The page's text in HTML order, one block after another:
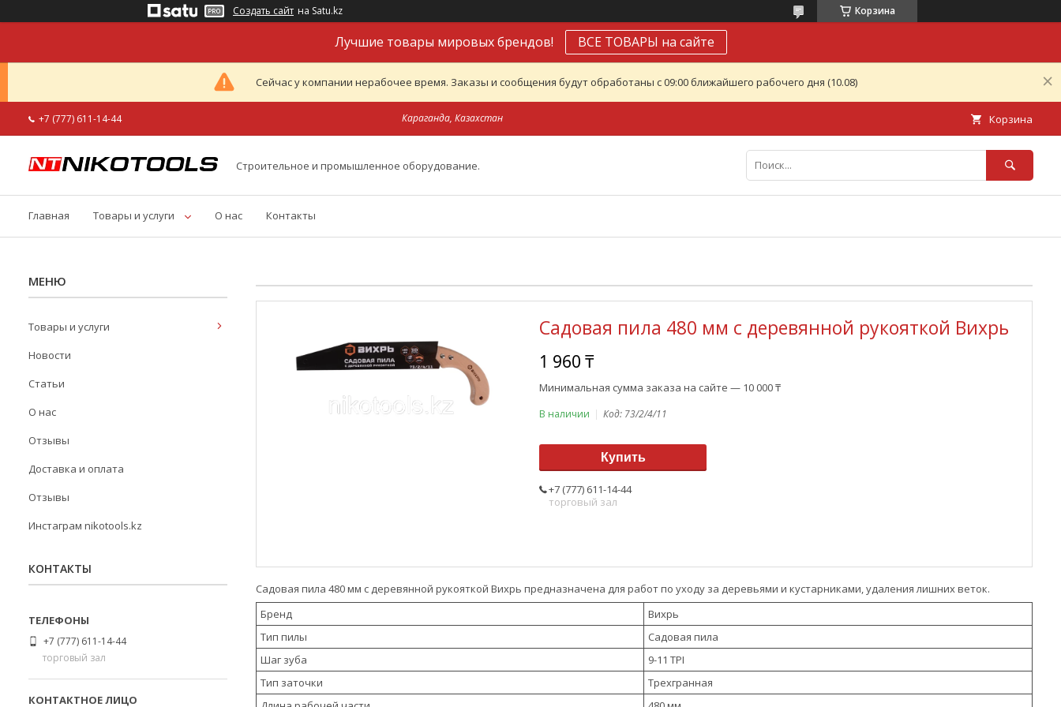
Создать сайт на Satu.kz Корзина
Лучшие товары мировых брендов! ВСЕ ТОВАРЫ на сайте
Сейчас у компании нерабочее время. Заказы и сообщения будут обработаны с 09:00 ближайшего рабочего дня (10.08)
+7 (777) 611-14-44 Караганда, Казахстан Корзина
Строительное и промышленное оборудование.
Главная Товары и услуги О нас Контакты
Садовая пила 480 мм с деревянной рукояткой Вихрь
1 960 ₸
Минимальная сумма заказа на сайте — 10 000 ₸
В наличии Код: 73/2/4/11
Купить
+7 (777) 611-14-44
торговый зал
Садовая пила 480 мм с деревянной рукояткой Вихрь предназначена для работ по уходу за деревьями и кустарниками, удаления лишних веток.
Бренд
Вихрь
Тип пилы
Садовая пила
Шаг зуба
9-11 TPI
Тип заточки
Трехгранная
Товары и услуги
Новости
Статьи
О нас
Отзывы
Доставка и оплата
Отзывы
Инстаграм nikotools.kz
КОНТАКТЫ
+7 (777) 611-14-44
торговый зал